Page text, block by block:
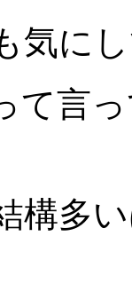
気に
て言
構多